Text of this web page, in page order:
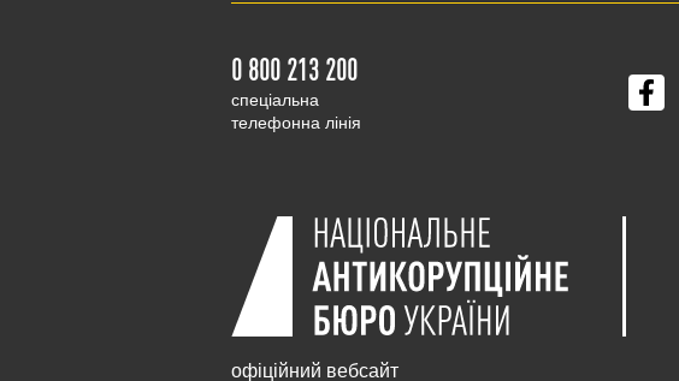
0 800 213 200
cпеціальна
телефонна лінія
офіційний вебсайт